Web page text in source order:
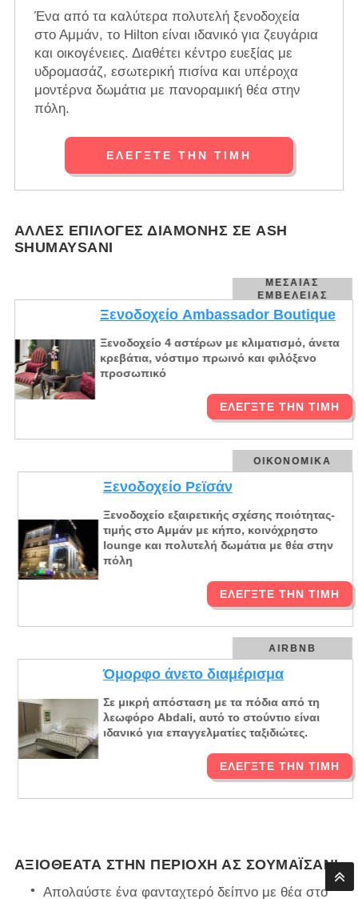
Ένα από τα καλύτερα πολυτελή ξενοδοχεία
στο Αμμάν, το Hilton είναι ιδανικό για ζευγάρια
και οικογένειες. Διαθέτει κέντρο ευεξίας με
υδρομασάζ, εσωτερική πισίνα και υπέροχα
μοντέρνα δωμάτια με πανοραμική θέα στην
πόλη.
ΕΛΈΓΞΤΕ ΤΗΝ ΤΙΜΉ
ΆΛΛΕΣ ΕΠΙΛΟΓΈΣ ΔΙΑΜΟΝΉΣ ΣΕ ASH
SHUMAYSANI
ΜΕΣΑΊΑΣ
ΕΜΒΈΛΕΙΑΣ
Ξενοδοχείο Ambassador Boutique
Ξενοδοχείο 4 αστέρων με κλιματισμό, άνετα
κρεβάτια, νόστιμο πρωινό και φιλόξενο
προσωπικό
ΕΛΈΓΞΤΕ ΤΗΝ ΤΙΜΉ
ΟΙΚΟΝΟΜΙΚΆ
Ξενοδοχείο Ρεϊσάν
Ξενοδοχείο εξαιρετικής σχέσης ποιότητας-
τιμής στο Αμμάν με κήπο, κοινόχρηστο
lounge και πολυτελή δωμάτια με θέα στην
πόλη
ΕΛΈΓΞΤΕ ΤΗΝ ΤΙΜΉ
AIRBNB
Όμορφο άνετο διαμέρισμα
Σε μικρή απόσταση με τα πόδια από τη
λεωφόρο Abdali, αυτό το στούντιο είναι
ιδανικό για επαγγελματίες ταξιδιώτες.
ΕΛΈΓΞΤΕ ΤΗΝ ΤΙΜΉ
ΑΞΙΟΘΈΑΤΑ ΣΤΗΝ ΠΕΡΙΟΧΉ ΑΣ ΣΟΥΜΑΪΣΆΝΙ
Απολαύστε ένα φανταχτερό δείπνο με θέα στο